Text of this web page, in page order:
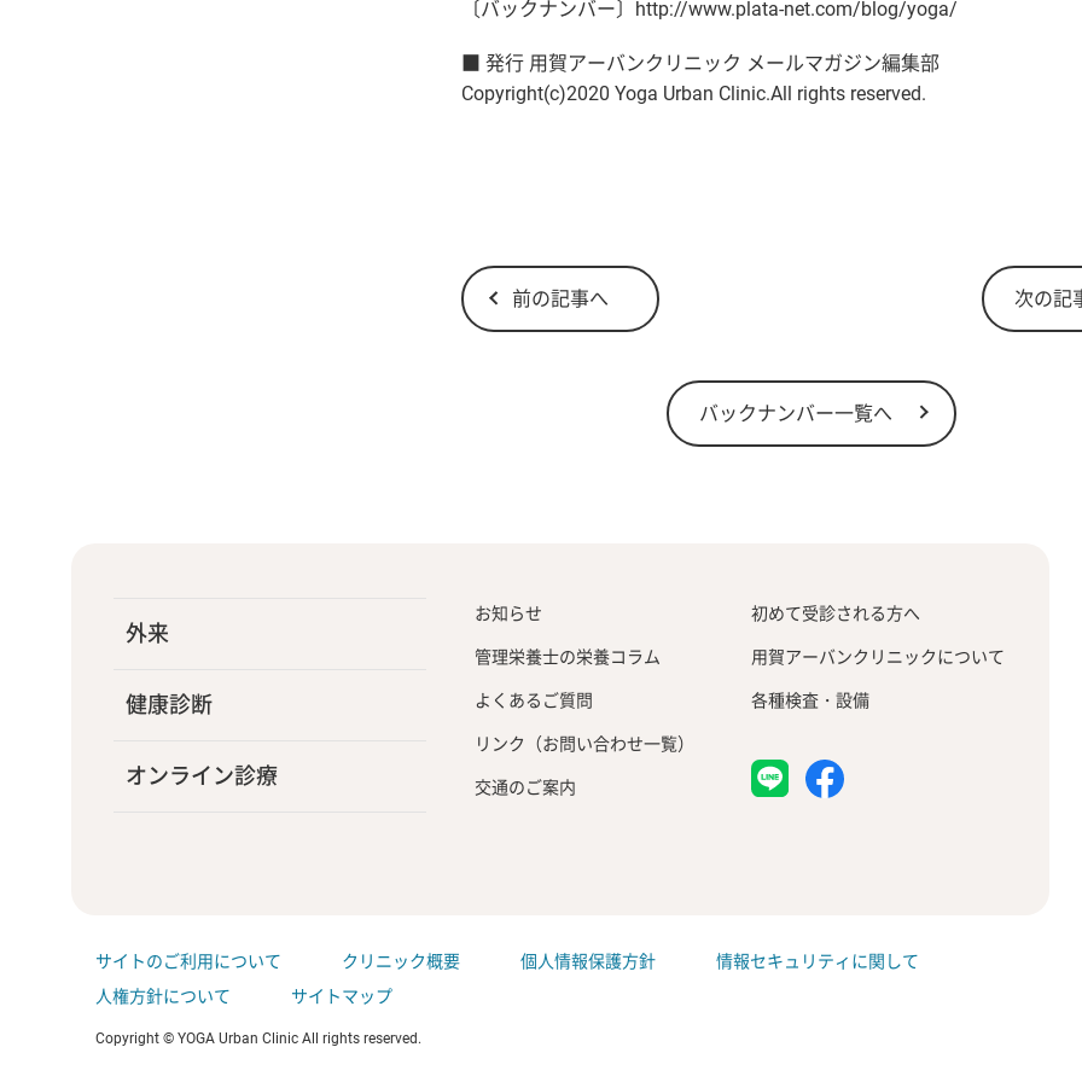
〔バックナンバー〕http://www.plata-net.com/blog/yoga/
■ 発行 用賀アーバンクリニック メールマガジン編集部
Copyright(c)2020 Yoga Urban Clinic.All rights reserved.
前の記事へ 次の記
バックナンバー一覧へ
外来
健康診断
オンライン診療
お知らせ
管理栄養士の栄養コラム
よくあるご質問
リンク（お問い合わせ一覧）
交通のご案内
初めて受診される方へ
用賀アーバンクリニックについて
各種検査・設備
サイトのご利用について クリニック概要 個人情報保護方針
情報セキュリティに関して
人権方針について
サイトマップ
Copyright © YOGA Urban Clinic All rights reserved.